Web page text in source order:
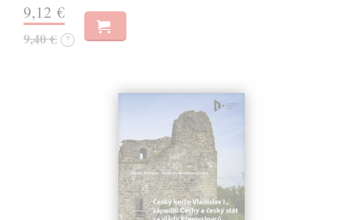
9,12 €
9,40 € ?